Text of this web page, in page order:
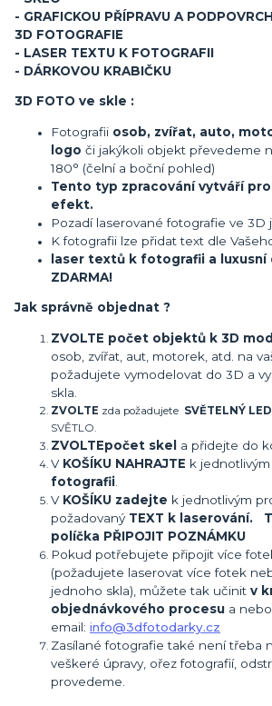
- GRAFICKOU PŘÍPRAVU A
3D FOTOGRAFIE
- LASER TEXTU K FOTOGRAFII
- DÁRKOVOU KRABIČKU
3D FOTO ve skle :
Fotografii osob, zvířat, auto,
logo či jakýkoli objekt převedeme
180° (čelní a boční pohled)
Tento typ zpracování vytváří
efekt.
Pozadí laserované fotografie ve 3D
K fotografii lze přidat text dle
laser textů k fotografii a luxusní
ZDARMA!
Jak správně objednat ?
ZVOLTE počet objektů k 3D
osob, zvířat, aut, motorek, atd. na
požadujete vymodelovat do 3D a
skla.
ZVOLTE zda požadujete SVĚTELNÝ
SVĚTLO.
ZVOLTEpočet skel
a přidejte do
V KOŠÍKU NAHRAJTE k
fotografii
V KOŠÍKU zadejte k jednotlivým
požadovaný TEXT k laserování.
políčka PŘIPOJIT POZNÁMKU
Pokud potřebujete připojit více
(požadujete laserovat více fotek
jednoho skla), můžete tak učinit v
objednávkového procesu a
email: info@3dfotodarky.cz
Zasílané fotografie také není třeba
veškeré úpravy, ořez fotografií,
provedeme.